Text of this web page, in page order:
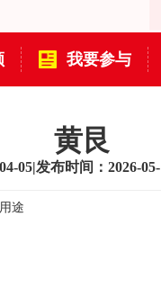
我要参与
黄艮
05|发布时间：2026-
途